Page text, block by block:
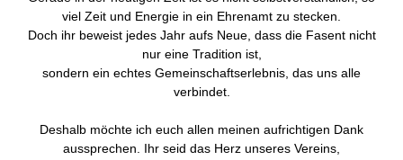
viel Zeit und Energie in ein Ehrenamt zu stecken.
Doch ihr beweist jedes Jahr aufs Neue, dass die Fasent nicht
nur eine Tradition ist,
sondern ein echtes Gemeinschaftserlebnis, das uns alle
verbindet.
Deshalb möchte ich euch allen meinen aufrichtigen Dank
aussprechen. Ihr seid das Herz unseres Vereins,